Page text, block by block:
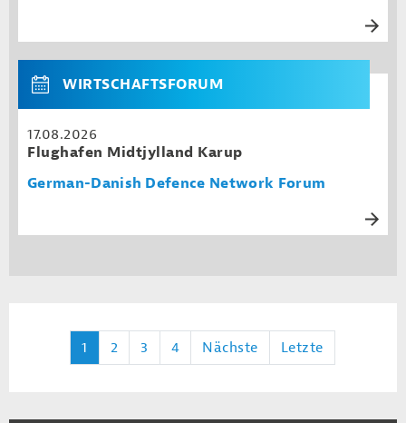
WIRTSCHAFTSFORUM
17.08.2026
Flughafen Midtjylland Karup
German-Danish Defence Network Forum
1 2 3 4 Nächste Letzte